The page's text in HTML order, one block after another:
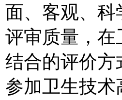
面、客观、
评审质量，
结合的评价
参加卫生技术